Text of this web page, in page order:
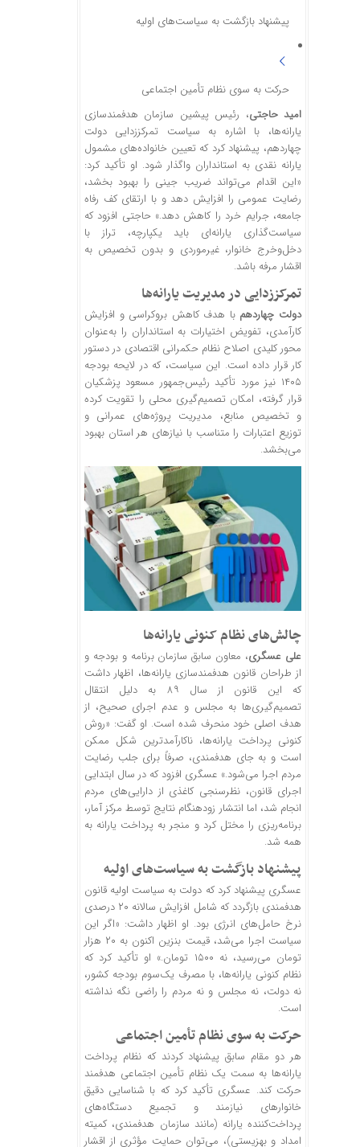
پیشنهاد بازگشت به سیاست‌های اولیه
حرکت به سوی نظام تأمین اجتماعی
امید حاجتی، رئیس پیشین سازمان هدفمندسازی
یارانه‌ها، با اشاره به سیاست تمرکززدایی دولت
چهاردهم، پیشنهاد کرد که تعیین خانواده‌های مشمول
یارانه نقدی به استانداران واگذار شود. او تأکید کرد:
«این اقدام می‌تواند ضریب جینی را بهبود بخشد،
رضایت عمومی را افزایش دهد و با ارتقای کف رفاه
جامعه، جرایم خرد را کاهش دهد.» حاجتی افزود که
سیاست‌گذاری یارانه‌ای باید یکپارچه، تراز با
دخل‌وخرج خانوار، غیرموردی و بدون تخصیص به
اقشار مرفه باشد.
تمرکززدایی در مدیریت یارانه‌ها
دولت چهاردهم با هدف کاهش بروکراسی و افزایش
کارآمدی، تفویض اختیارات به استانداران را به‌عنوان
محور کلیدی اصلاح نظام حکمرانی اقتصادی در دستور
کار قرار داده است. این سیاست، که در لایحه بودجه
۱۴۰۵ نیز مورد تأکید رئیس‌جمهور مسعود پزشکیان
قرار گرفته، امکان تصمیم‌گیری محلی را تقویت کرده
و تخصیص منابع، مدیریت پروژه‌های عمرانی و
توزیع اعتبارات را متناسب با نیازهای هر استان بهبود
می‌بخشد.
چالش‌های نظام کنونی یارانه‌ها
علی عسگری، معاون سابق سازمان برنامه و بودجه و
از طراحان قانون هدفمندسازی یارانه‌ها، اظهار داشت
که این قانون از سال ۸۹ به دلیل انتقال
تصمیم‌گیری‌ها به مجلس و عدم اجرای صحیح، از
هدف اصلی خود منحرف شده است. او گفت: «روش
کنونی پرداخت یارانه‌ها، ناکارآمدترین شکل ممکن
است و به جای هدفمندی، صرفاً برای جلب رضایت
مردم اجرا می‌شود.» عسگری افزود که در سال ابتدایی
اجرای قانون، نظرسنجی کاغذی از دارایی‌های مردم
انجام شد، اما انتشار زودهنگام نتایج توسط مرکز آمار،
برنامه‌ریزی را مختل کرد و منجر به پرداخت یارانه به
همه شد.
پیشنهاد بازگشت به سیاست‌های اولیه
عسگری پیشنهاد کرد که دولت به سیاست اولیه قانون
هدفمندی بازگردد که شامل افزایش سالانه ۲۰ درصدی
نرخ حامل‌های انرژی بود. او اظهار داشت: «اگر این
سیاست اجرا می‌شد، قیمت بنزین اکنون به ۲۰ هزار
تومان می‌رسید، نه ۱۵۰۰ تومان.» او تأکید کرد که
نظام کنونی یارانه‌ها، با مصرف یک‌سوم بودجه کشور،
نه دولت، نه مجلس و نه مردم را راضی نگه نداشته
است.
حرکت به سوی نظام تأمین اجتماعی
هر دو مقام سابق پیشنهاد کردند که نظام پرداخت
یارانه‌ها به سمت یک نظام تأمین اجتماعی هدفمند
حرکت کند. عسگری تأکید کرد که با شناسایی دقیق
خانوارهای نیازمند و تجمیع دستگاه‌های
پرداخت‌کننده یارانه (مانند سازمان هدفمندی، کمیته
امداد و بهزیستی)، می‌توان حمایت مؤثری از اقشار